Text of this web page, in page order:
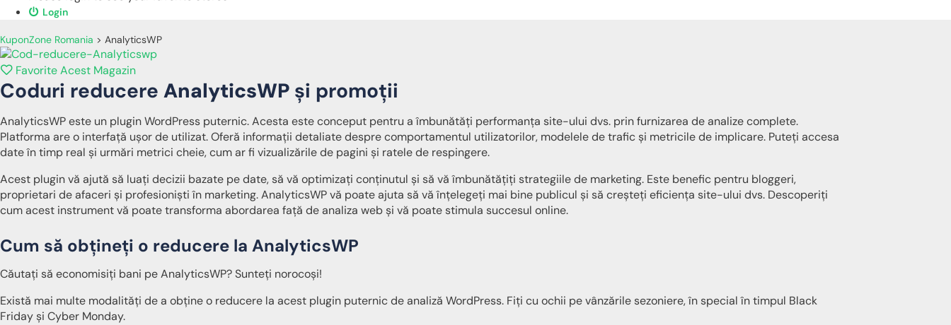
Login
KuponZone Romania > AnalyticsWP
Favorite Acest Magazin
Coduri reducere AnalyticsWP și promoții
AnalyticsWP este un plugin WordPress puternic. Acesta este conceput pentru a îmbunătăți performanța site-ului dvs. prin furnizarea de analize complete.
Platforma are o interfață ușor de utilizat. Oferă informații detaliate despre comportamentul utilizatorilor, modelele de trafic și metricile de implicare. Puteți accesa
date în timp real și urmări metrici cheie, cum ar fi vizualizările de pagini și ratele de respingere.
Acest plugin vă ajută să luați decizii bazate pe date, să vă optimizați conținutul și să vă îmbunătățiți strategiile de marketing. Este benefic pentru bloggeri,
proprietari de afaceri și profesioniști în marketing. AnalyticsWP vă poate ajuta să vă înțelegeți mai bine publicul și să creșteți eficiența site-ului dvs. Descoperiți
cum acest instrument vă poate transforma abordarea față de analiza web și vă poate stimula succesul online.
Cum să obțineți o reducere la AnalyticsWP
Căutați să economisiți bani pe AnalyticsWP? Sunteți norocoși!
Există mai multe modalități de a obține o reducere la acest plugin puternic de analiză WordPress. Fiți cu ochii pe vânzările sezoniere, în special în timpul Black
Friday și Cyber Monday.